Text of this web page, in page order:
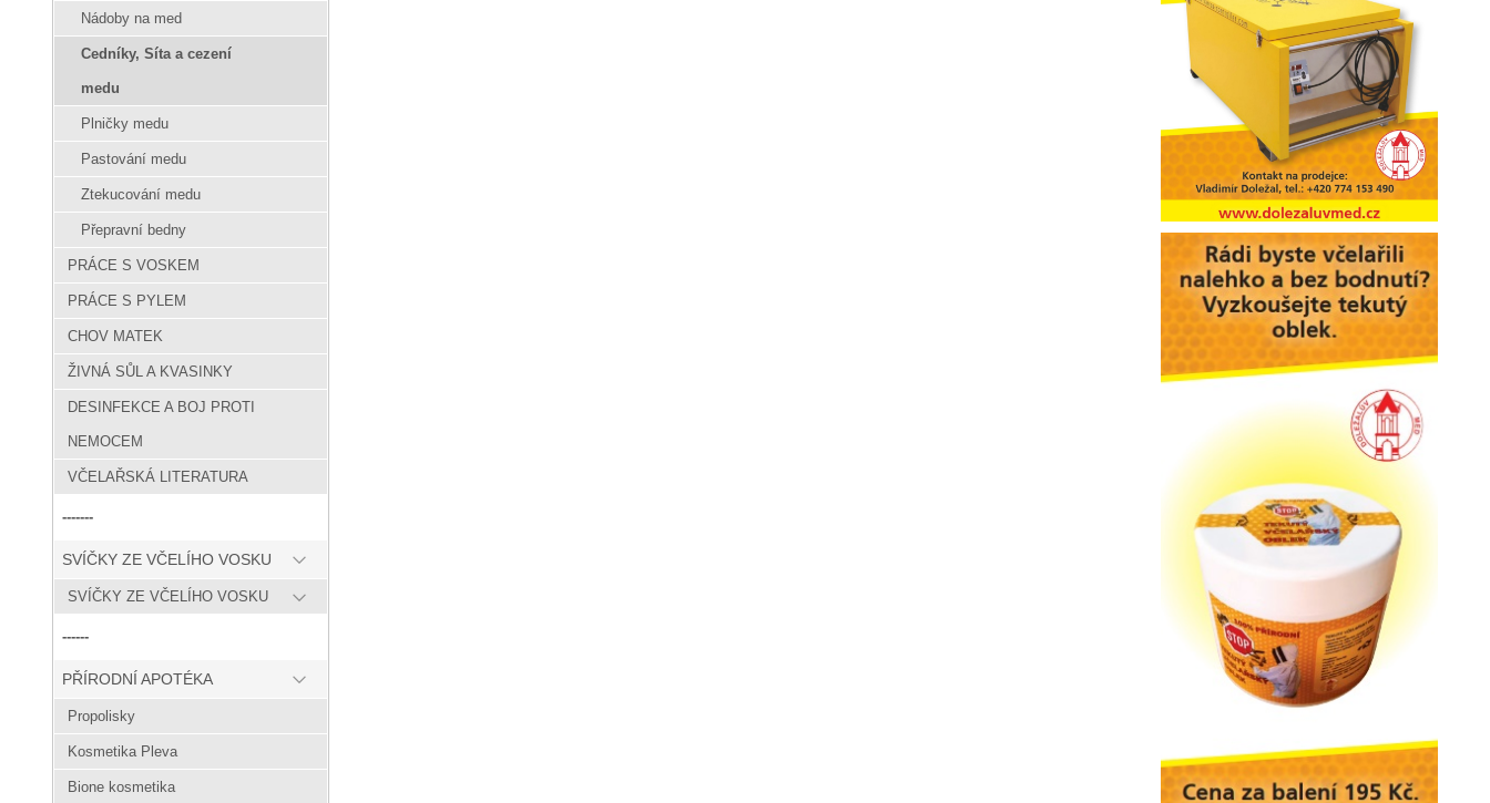
Nádoby na med
Cedníky, Síta a cezení
medu
Plničky medu
Pastování medu
Ztekucování medu
Přepravní bedny
PRÁCE S VOSKEM
PRÁCE S PYLEM
CHOV MATEK
ŽIVNÁ SŮL A KVASINKY
DESINFEKCE A BOJ PROTI
NEMOCEM
VČELAŘSKÁ LITERATURA
-------
SVÍČKY ZE VČELÍHO VOSKU
SVÍČKY ZE VČELÍHO VOSKU
------
PŘÍRODNÍ APOTÉKA
Propolisky
Kosmetika Pleva
Bione kosmetika